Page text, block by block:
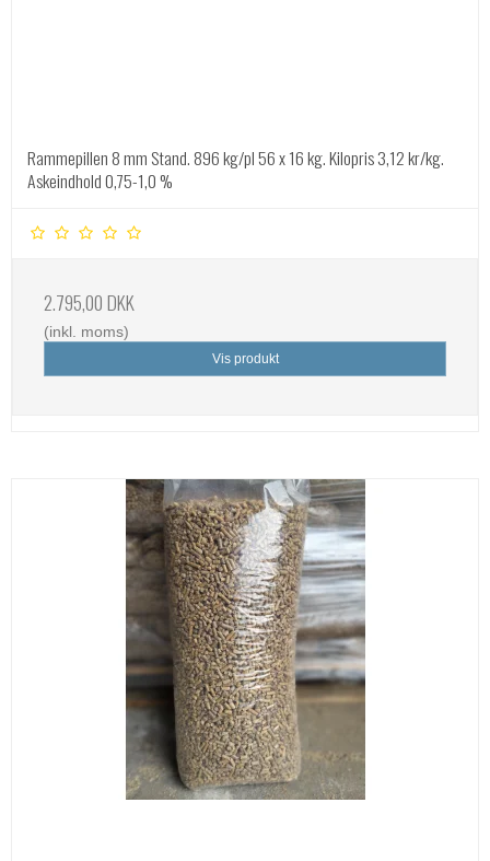
Rammepillen 8 mm Stand. 896 kg/pl 56 x 16 kg. Kilopris 3,12 kr/kg.
Askeindhold 0,75-1,0 %
2.795,00 DKK
(inkl. moms)
Vis produkt